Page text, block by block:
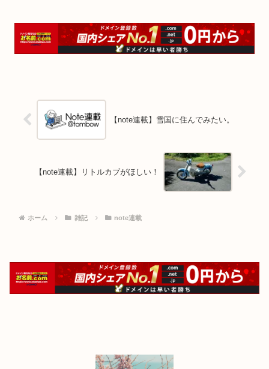
【note連載】雪国に住んでみたい。
【note連載】リトルカブがほしい！
ホーム 雑記 note連載